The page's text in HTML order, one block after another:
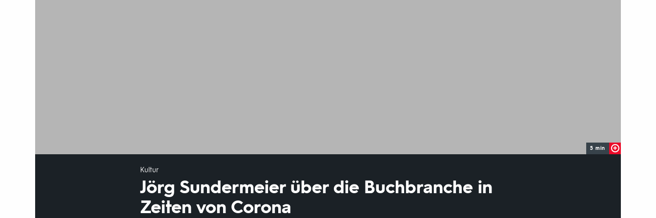
5 min
Kultur
Jörg Sundermeier über die Buchbranche in
Zeiten von Corona